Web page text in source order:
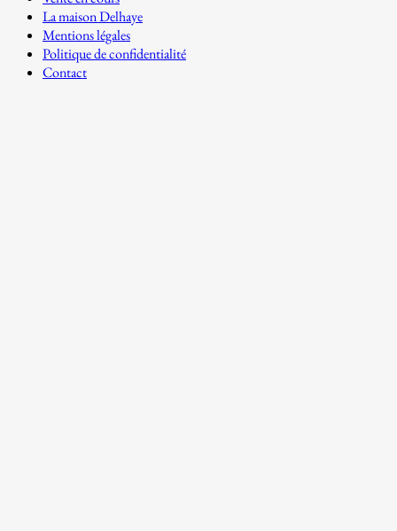
La maison Delhaye
Mentions légales
Politique de confidentialité
Contact